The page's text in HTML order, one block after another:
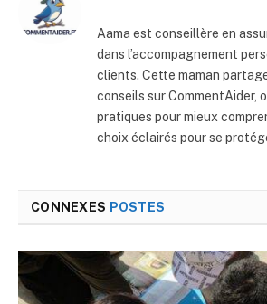
Aama est conseillère en
dans l’accompagnement
clients. Cette maman
conseils sur CommentAider,
pratiques pour mieux
choix éclairés pour se
CONNEXES POSTES